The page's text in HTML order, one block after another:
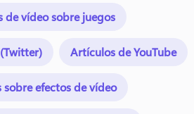
de vídeo sobre juegos
Artículos de YouTube
efectos de vídeo